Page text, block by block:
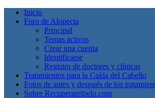
Inicio
Foro de Alopecia
Principal
Temas activos
Crear una cuenta
Identificarse
Registro de doctores y clínicas
Tratamientos para la Caída del Cabello
Fotos de antes y después de los
Sobre Recuperarelpelo.com